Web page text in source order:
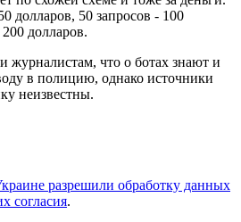
долларов, 50 запросов - 100
долларов.
журналистам, что о ботах знают и
в полицию, однако источники
неизвестны.
разрешили обработку данных
согласия.